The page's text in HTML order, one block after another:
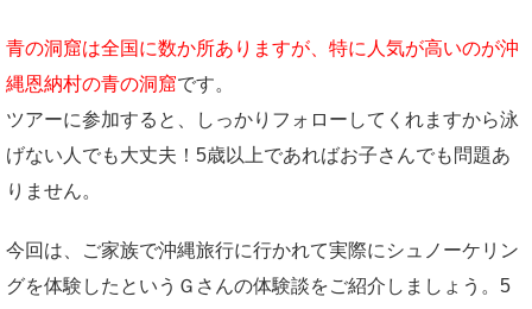
青の洞窟は全国に数か所ありますが、特に人気が高いのが沖
縄恩納村の青の洞窟です。
ツアーに参加すると、しっかりフォローしてくれますから泳
げない人でも大丈夫！5歳以上であればお子さんでも問題あ
りません。
今回は、ご家族で沖縄旅行に行かれて実際にシュノーケリン
グを体験したというＧさんの体験談をご紹介しましょう。5